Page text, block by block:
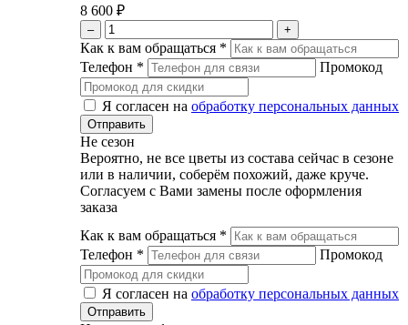
8 600 ₽
– +
Как к вам обращаться *
Телефон * Промокод
Я согласен на обработку персональных данных
Не сезон
Вероятно, не все цветы из состава сейчас в сезоне
или в наличии, соберём похожий, даже круче.
Согласуем с Вами замены после оформления
заказа
Как к вам обращаться *
Телефон * Промокод
Я согласен на обработку персональных данных